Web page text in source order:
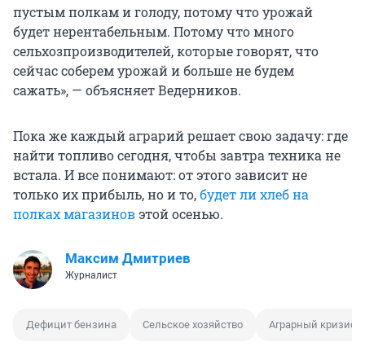
пустым полкам и голоду, потому что урожай
будет нерентабельным. Потому что много
сельхозпроизводителей, которые говорят, что
сейчас соберем урожай и больше не будем
сажать», — объясняет Ведерников.
Пока же каждый аграрий решает свою задачу: где
найти топливо сегодня, чтобы завтра техника не
встала. И все понимают: от этого зависит не
только их прибыль, но и то,будет ли хлеб на
полках магазиновэтой осенью.
Максим Дмитриев
Журналист
Дефицит бензина Сельское хозяйство Аграрный кризис